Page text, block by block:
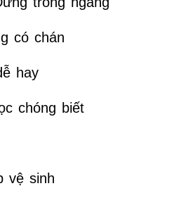
có chán
hay
chóng biết
vệ sinh